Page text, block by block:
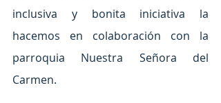
inclusiva y bonita iniciativa la
hacemos en colaboración con la
parroquia Nuestra Señora del
Carmen.